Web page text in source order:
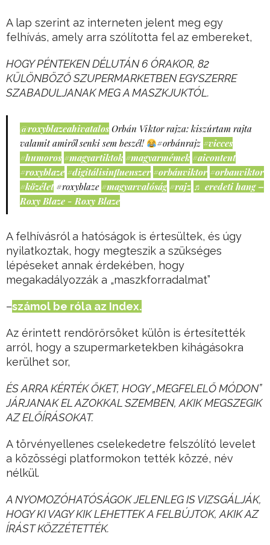
A lap szerint az interneten jelent meg egy
felhívás, amely arra szólította fel az embereket,
HOGY PÉNTEKEN DÉLUTÁN 6 ÓRAKOR, 82
KÜLÖNBÖZŐ SZUPERMARKETBEN EGYSZERRE
SZABADULJANAK MEG A MASZKJUKTÓL.
@roxyblazeahivatalos Orbán Viktor rajza: kiszúrtam rajta
valamit amiről senki sem beszél!
#orbánrajz #vicces
#humoros #magyartiktok #magyarmémek #aicontent
#roxyblaze #digitálisinfluenszer #orbánviktor #orbanviktor
#közélet #roxyblaze #magyarvalóság #rajz ♬ eredeti hang –
Roxy Blaze - Roxy Blaze
A felhívásról a hatóságok is értesültek, és úgy
nyilatkoztak, hogy megteszik a szükséges
lépéseket annak érdekében, hogy
megakadályozzák a „maszkforradalmat”
–számol be róla az Index.
Az érintett rendőrőrsöket külön is értesítették
arról, hogy a szupermarketekben kihágásokra
kerülhet sor,
ÉS ARRA KÉRTÉK ŐKET, HOGY „MEGFELELŐ MÓDON”
JÁRJANAK EL AZOKKAL SZEMBEN, AKIK MEGSZEGIK
AZ ELŐÍRÁSOKAT.
A törvényellenes cselekedetre felszólító levelet
a közösségi platformokon tették közzé, név
nélkül.
A NYOMOZÓHATÓSÁGOK JELENLEG IS VIZSGÁLJÁK,
HOGY KI VAGY KIK LEHETTEK A FELBÚJTOK, AKIK AZ
ÍRÁST KÖZZÉTETTÉK.